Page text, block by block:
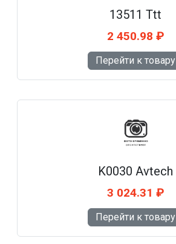
13511 Ttt
2 450.98 ₽
Перейти к товару
K0030 Avtech
3 024.31 ₽
Перейти к товару